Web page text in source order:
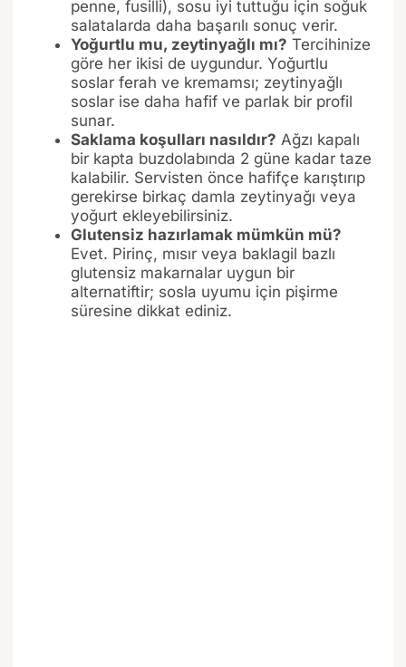
penne, fusilli), sosu iyi tuttuğu için soğuk
salatalarda daha başarılı sonuç verir.
Yoğurtlu mu, zeytinyağlı mı? Tercihinize
göre her ikisi de uygundur. Yoğurtlu
soslar ferah ve kremamsı; zeytinyağlı
soslar ise daha hafif ve parlak bir profil
sunar.
Saklama koşulları nasıldır? Ağzı kapalı
bir kapta buzdolabında 2 güne kadar taze
kalabilir. Servisten önce hafifçe karıştırıp
gerekirse birkaç damla zeytinyağı veya
yoğurt ekleyebilirsiniz.
Glutensiz hazırlamak mümkün mü?
Evet. Pirinç, mısır veya baklagil bazlı
glutensiz makarnalar uygun bir
alternatiftir; sosla uyumu için pişirme
süresine dikkat ediniz.